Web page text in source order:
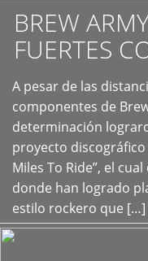
BREW
FUERTES
A pesar de las
componentes de
determinación
proyecto
Miles To Ride”, el
donde han logrado
estilo rockero que […]